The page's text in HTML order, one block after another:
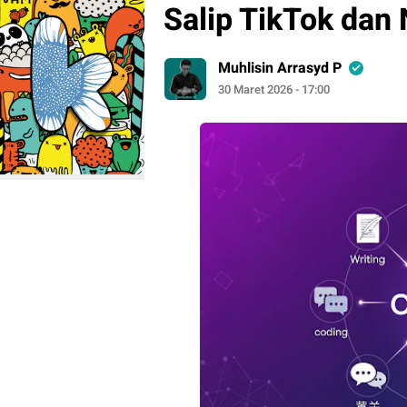
Salip TikTok
Muhlisin Arrasyd P
30 Maret 2026 - 17:00